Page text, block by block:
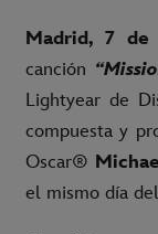
Madrid, 7 de
canción
Lightyear de
compuesta y
Oscar®
el mismo día